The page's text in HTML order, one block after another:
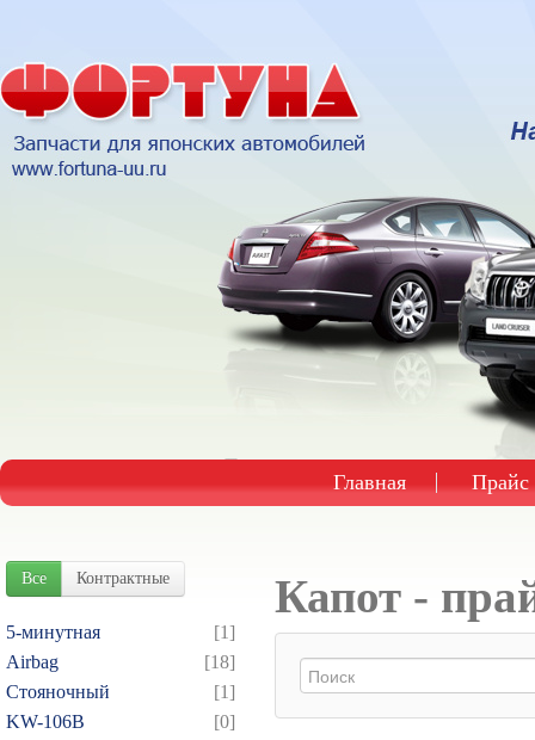
Главная Прайс
Все Контрактные
5-минутная
[1]
Airbag
[18]
Cтояночный
[1]
KW-106B
[0]
Капот -